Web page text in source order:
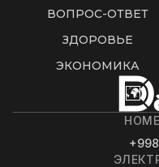
ВОПРОС-ОТВЕТ
ЗДОРОВЬЕ
ЭКОНОМИКА